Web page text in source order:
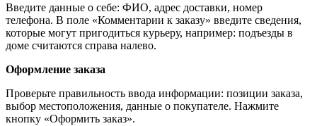
Введите данные о себе: ФИО, адрес доставки, номер
телефона. В поле «Комментарии к заказу» введите сведения,
которые могут пригодиться курьеру, например: подъезды в
доме считаются справа налево.
Оформление заказа
Проверьте правильность ввода информации: позиции заказа,
выбор местоположения, данные о покупателе. Нажмите
кнопку «Оформить заказ».